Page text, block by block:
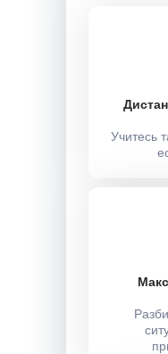
Учитесь